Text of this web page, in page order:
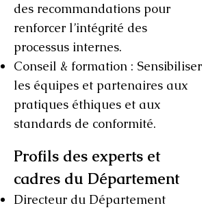
des recommandations pour
renforcer l’intégrité des
processus internes.
Conseil & formation : Sensibiliser
les équipes et partenaires aux
pratiques éthiques et aux
standards de conformité.
Profils des experts et
cadres du Département
Directeur du Département